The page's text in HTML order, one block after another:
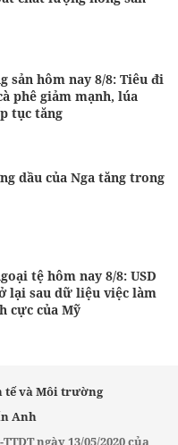
sản hôm nay 8/8: Tiêu đi
phê giảm mạnh, lúa
tục tăng
dầu của Nga tăng trong
tệ hôm nay 8/8: USD
lại sau dữ liệu việc làm
cực của Mỹ
tế và Môi trường
Anh
TTDT ngày 13/05/2020 của